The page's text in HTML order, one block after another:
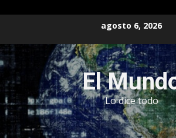
contenido
agosto 6, 2026
El
Lo dice todo